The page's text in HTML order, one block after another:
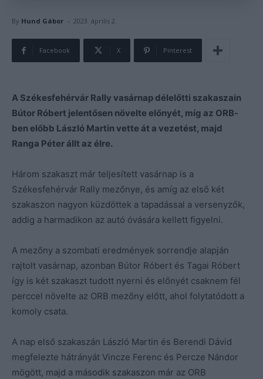
By Hund Gábor - 2023. április 2.
Facebook X Pinterest
A Székesfehérvár Rally vasárnap délelőtti szakaszain
Bútor Róbert jelentősen növelte előnyét, míg az ORB-
ben előbb László Martin vette át a vezetést, majd
Ranga Péter állt az élre.
Három szakaszt már teljesített vasárnap is a
Székesfehérvár Rally mezőnye, és amíg az első két
szakaszon nagyon küzdöttek a tapadással a versenyzők,
addig a harmadikon az autó óvására kellett figyelni.
A mezőny a szombati eredmények sorrendje alapján
rajtolt vasárnap, azonban Bútor Róbert és Tagai Róbert
így is két szakaszt tudott nyerni és előnyét csaknem fél
perccel növelte az ORB mezőny előtt, ahol folytatódott a
komoly csata.
A nap első szakaszán László Martin és Berendi Dávid
megfelezte hátrányát Vincze Ferenc és Percze Nándor
mögött, majd a második szakaszon már az ORB